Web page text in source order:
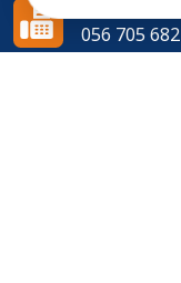
056 705 682